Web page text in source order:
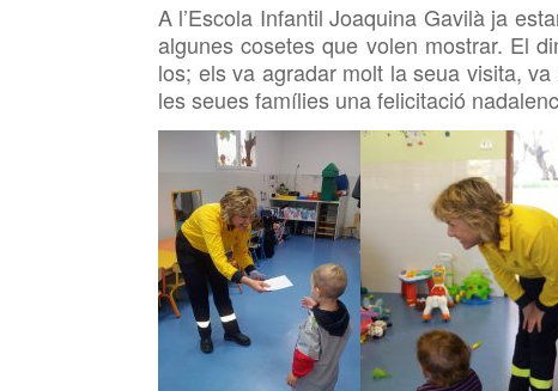
A l’Escola Infantil Joaquina Gavilà ja
algunes cosetes que volen mostrar. El
los; els va agradar molt la seua visita,
les seues famílies una felicitació